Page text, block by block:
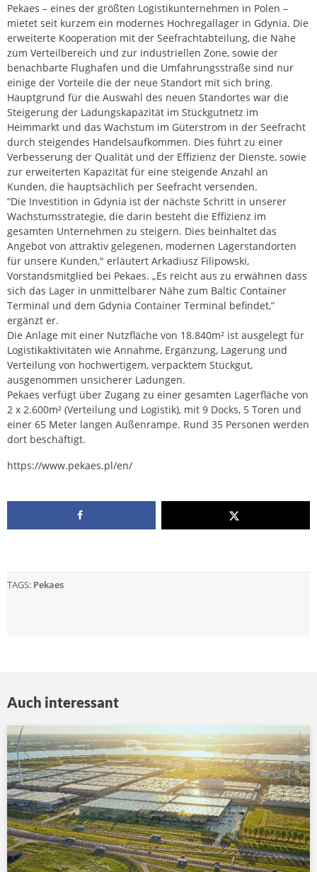
Pekaes – eines der größten Logistikunternehmen in Polen –
mietet seit kurzem ein modernes Hochregallager in Gdynia. Die
erweiterte Kooperation mit der Seefrachtabteilung, die Nähe
zum Verteilbereich und zur industriellen Zone, sowie der
benachbarte Flughafen und die Umfahrungsstraße sind nur
einige der Vorteile die der neue Standort mit sich bring.
Hauptgrund für die Auswahl des neuen Standortes war die
Steigerung der Ladungskapazität im Stückgutnetz im
Heimmarkt und das Wachstum im Güterstrom in der Seefracht
durch steigendes Handelsaufkommen. Dies führt zu einer
Verbesserung der Qualität und der Effizienz der Dienste, sowie
zur erweiterten Kapazität für eine steigende Anzahl an
Kunden, die hauptsächlich per Seefracht versenden.
“Die Investition in Gdynia ist der nächste Schritt in unserer
Wachstumsstrategie, die darin besteht die Effizienz im
gesamten Unternehmen zu steigern. Dies beinhaltet das
Angebot von attraktiv gelegenen, modernen Lagerstandorten
für unsere Kunden," erläutert Arkadiusz Filipowski,
Vorstandsmitglied bei Pekaes. „Es reicht aus zu erwähnen dass
sich das Lager in unmittelbarer Nähe zum Baltic Container
Terminal und dem Gdynia Container Terminal befindet,”
ergänzt er.
Die Anlage mit einer Nutzfläche von 18.840m² ist ausgelegt für
Logistikaktivitäten wie Annahme, Ergänzung, Lagerung und
Verteilung von hochwertigem, verpacktem Stückgut,
ausgenommen unsicherer Ladungen.
Pekaes verfügt über Zugang zu einer gesamten Lagerfläche von
2 x 2.600m² (Verteilung und Logistik), mit 9 Docks, 5 Toren und
einer 65 Meter langen Außenrampe. Rund 35 Personen werden
dort beschäftigt.
https://www.pekaes.pl/en/
TAGS: Pekaes
Auch interessant